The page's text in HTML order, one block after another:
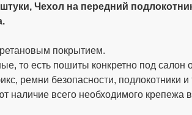
Чехол на передний
покрытием.
то есть пошиты конкретно под салон
ремни безопасности, подлокотники и
всего необходимого крепежа